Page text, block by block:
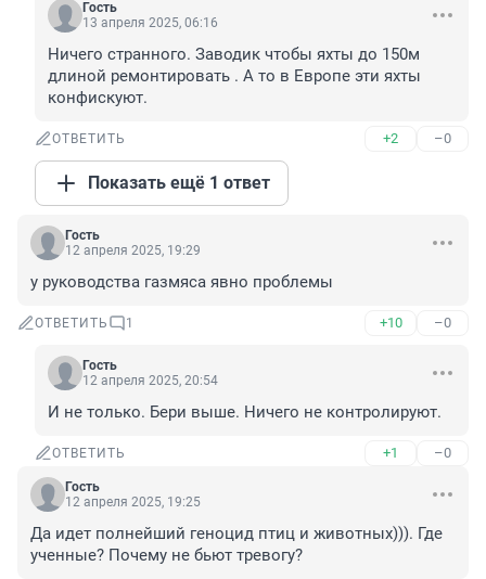
Гость
13 апреля 2025, 06:16
Ничего странного. Заводик чтобы яхты до 150м
длиной ремонтировать . А то в Европе эти яхты
конфискуют.
ОТВЕТИТЬ +2 –0
Показать ещё 1 ответ
Гость
12 апреля 2025, 19:29
у руководства газмяса явно проблемы
ОТВЕТИТЬ 1 +10 –0
Гость
12 апреля 2025, 20:54
И не только. Бери выше. Ничего не контролируют.
ОТВЕТИТЬ +1 –0
Гость
12 апреля 2025, 19:25
Да идет полнейший геноцид птиц и животных))). Где
ученные? Почему не бьют тревогу?